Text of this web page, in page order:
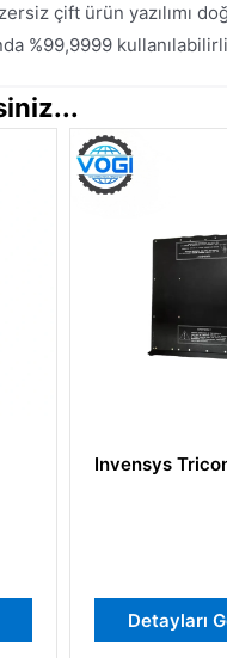
çift ürün yazılımı
%99,9999
Triconex 3511
Detayları Görüntüle